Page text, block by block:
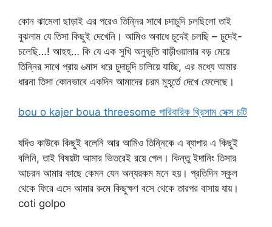
কোন ঝামেলা ছাড়াই এর পরেও তিন্নির সাথে চদাচুদি চলছিলো তাই
বুঝলাম যে তিসা কিছুই দেখেনি। আমিও অবাধে চুদেই চলছি – চুদেই-
চলেছি…! আহহ… কি যে এক সুখি অনুভূতি বাড়ীওয়ালার বড় মেয়ে
তিন্নির সাথে প্রায় ৬মাস ধরে চুদাচুদি চালিয়ে যাচ্ছি, এর মধ্যে আমার
ধারনা তিসা কোনভাবে একদিন আমাদের চরম মুহূর্তে দেখে ফেলেছে।
bou o kajer boua threesome পারিবারিক থ্রিসাম সেক্স চটি
যদিও কাউকে কিছুই বলেনি আর আমিও তিন্নিকে এ ব্যাপার এ কিছুই
বলিনি, তাই বিষয়টা আমার ভিতরেই রয়ে গেল। কিন্তু ইদানিং তিসার
আচরন আমার কাছে কেমন যেন অন্যরকম মনে হয়। প্রতিদিন স্কুল
থেকে ফিরে এসে আমার রুমে কিছুক্ষণ বসে থেকে তারপর বাসায় যায়।
coti golpo